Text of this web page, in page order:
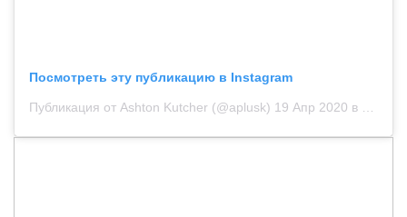
Посмотреть эту публикацию в Instagram
Публикация от Ashton Kutcher (@aplusk) 19 Апр 2020 в 9:44 PDT